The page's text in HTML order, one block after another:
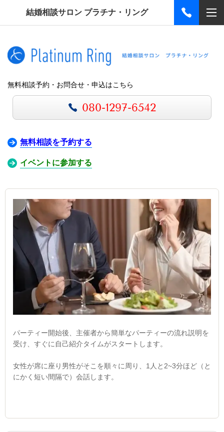
結婚相談サロン プラチナ・リング
無料相談予約・お問合せ・申込はこちら
080-1297-6542
無料相談を予約する
イベントに参加する
パーティー開始後、主催者から簡単なパーティーの流れ説明を
受け、すぐに自己紹介タイムがスタートします。
女性が席に座り男性がそこを順々に周り、1人と2~3分ほど（と
にかく短い間隔で）会話します。